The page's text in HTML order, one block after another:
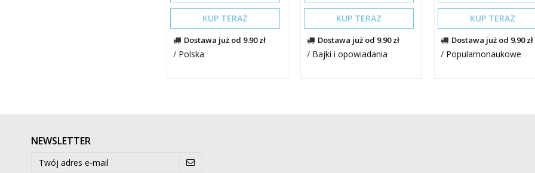
KUP TERAZ
Dostawa już od 9.90 zł
/ Polska
KUP TERAZ
Dostawa już od 9.90 zł
/ Bajki i opowiadania
KUP TERAZ
Dostawa już od 9.90 zł
/ Popularnonaukowe
NEWSLETTER